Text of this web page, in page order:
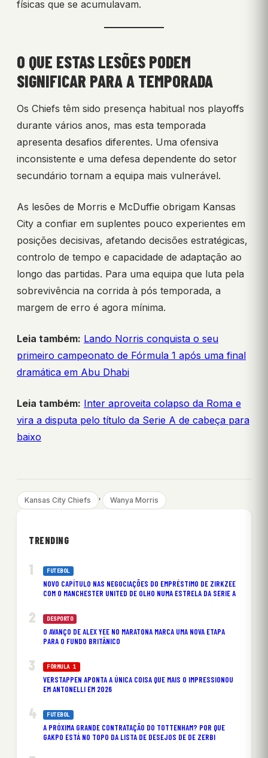
físicas que se acumulavam.
O QUE ESTAS LESÕES PODEM
SIGNIFICAR PARA A TEMPORADA
Os Chiefs têm sido presença habitual nos playoffs
durante vários anos, mas esta temporada
apresenta desafios diferentes. Uma ofensiva
inconsistente e uma defesa dependente do setor
secundário tornam a equipa mais vulnerável.
As lesões de Morris e McDuffie obrigam Kansas
City a confiar em suplentes pouco experientes em
posições decisivas, afetando decisões estratégicas,
controlo de tempo e capacidade de adaptação ao
longo das partidas. Para uma equipa que luta pela
sobrevivência na corrida à pós temporada, a
margem de erro é agora mínima.
Leia também: Lando Norris conquista o seu
primeiro campeonato de Fórmula 1 após uma final
dramática em Abu Dhabi
Leia também: Inter aproveita colapso da Roma e
vira a disputa pelo título da Serie A de cabeça para
baixo
Kansas City Chiefs , Wanya Morris
TRENDING
FUTEBOL
NOVO CAPÍTULO NAS NEGOCIAÇÕES DO EMPRÉSTIMO DE ZIRKZEE
COM O MANCHESTER UNITED DE OLHO NUMA ESTRELA DA SERIE A
DESPORTO
O AVANÇO DE ALEX YEE NO MARATONA MARCA UMA NOVA ETAPA
PARA O FUNDO BRITÂNICO
FÓRMULA 1
VERSTAPPEN APONTA A ÚNICA COISA QUE MAIS O IMPRESSIONOU
EM ANTONELLI EM 2026
FUTEBOL
A PRÓXIMA GRANDE CONTRATAÇÃO DO TOTTENHAM? POR QUE
GAKPO ESTÁ NO TOPO DA LISTA DE DESEJOS DE DE ZERBI